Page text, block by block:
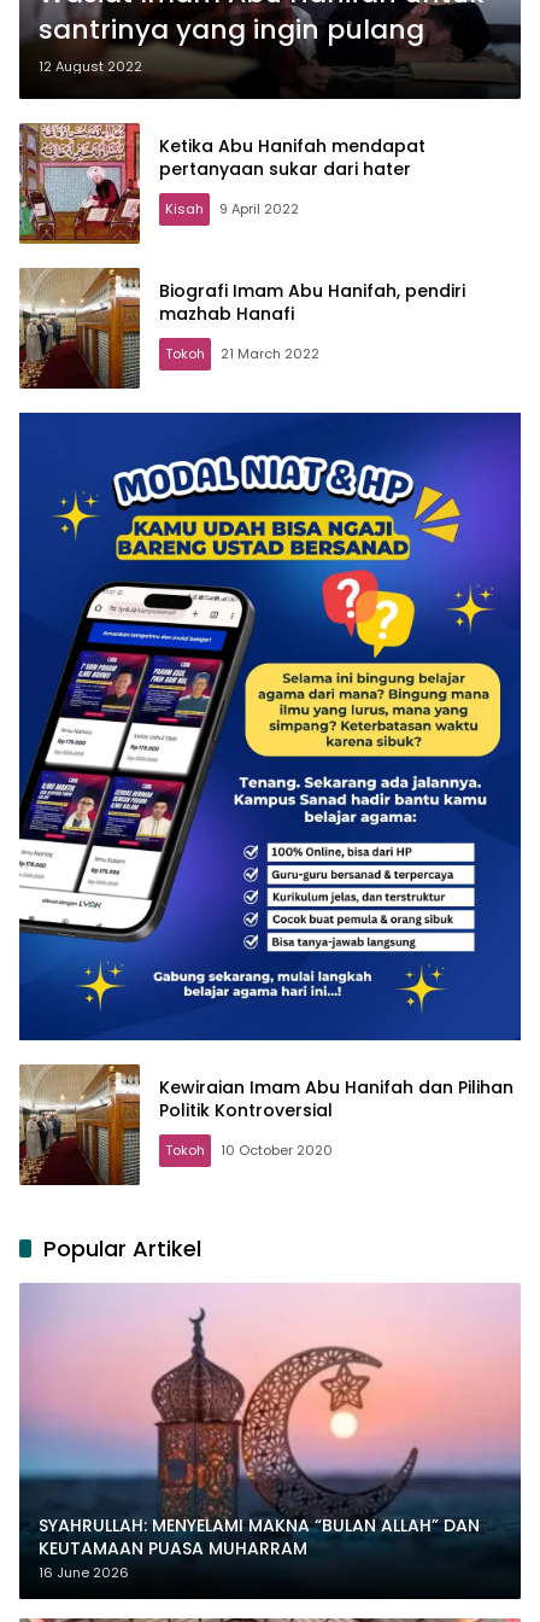
santrinya yang ingin pulang
12 August 2022
Ketika Abu Hanifah mendapat
pertanyaan sukar dari hater
Kisah 9 April 2022
Biografi Imam Abu Hanifah, pendiri
mazhab Hanafi
Tokoh 21 March 2022
Kewiraian Imam Abu Hanifah dan Pilihan
Politik Kontroversial
Tokoh 10 October 2020
Popular Artikel
SYAHRULLAH: MENYELAMI MAKNA “BULAN ALLAH” DAN
KEUTAMAAN PUASA MUHARRAM
16 June 2026